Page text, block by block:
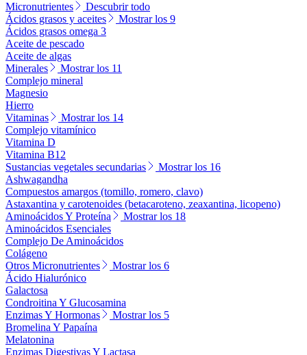
Micronutrientes
Descubrir todo
Ácidos grasos y aceites
Mostrar los 9
Ácidos grasos omega 3
Aceite de pescado
Aceite de algas
Minerales
Mostrar los 11
Complejo mineral
Magnesio
Hierro
Vitaminas
Mostrar los 14
Complejo vitamínico
Vitamina D
Vitamina B12
Sustancias vegetales secundarias
Mostrar los 16
Ashwagandha
Compuestos amargos (tomillo, romero, clavo)
Astaxantina y carotenoides (betacaroteno, zeaxantina, licopeno)
Aminoácidos Y Proteína
Mostrar los 18
Aminoácidos Esenciales
Complejo De Aminoácidos
Colágeno
Otros Micronutrientes
Mostrar los 6
Ácido Hialurónico
Galactosa
Condroitina Y Glucosamina
Enzimas Y Hormonas
Mostrar los 5
Bromelina Y Papaína
Melatonina
Enzimas Digestivas Y Lactasa